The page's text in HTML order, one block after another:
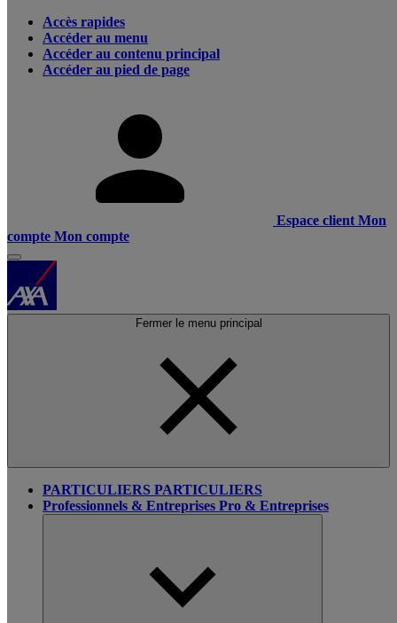
Accès rapides
Accéder au menu
Accéder au contenu principal
Accéder au pied de page
Espace client Mon
compte Mon compte
Fermer le menu principal
PARTICULIERS PARTICULIERS
Professionnels & Entreprises Pro & Entreprises